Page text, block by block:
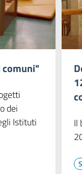
comuni"
dei
Istituti
Il